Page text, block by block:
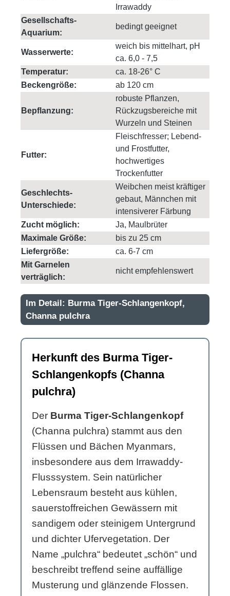
Irrawaddy
Gesellschafts-
Aquarium:
bedingt geeignet
Wasserwerte:
weich bis mittelhart, pH
ca. 6,0 - 7,5
Temperatur:
ca. 18-26° C
Beckengröße:
ab 120 cm
Bepflanzung:
robuste Pflanzen,
Rückzugsbereiche mit
Wurzeln und Steinen
Futter:
Fleischfresser; Lebend-
und Frostfutter,
hochwertiges
Trockenfutter
Geschlechts-
Unterschiede:
Weibchen meist kräftiger
gebaut, Männchen mit
intensiverer Färbung
Zucht möglich:
Ja, Maulbrüter
Maximale Größe:
bis zu 25 cm
Liefergröße:
ca. 6-7 cm
Mit Garnelen
verträglich:
nicht empfehlenswert
Im Detail: Burma Tiger-Schlangenkopf,
Channa pulchra
Herkunft des Burma Tiger-
Schlangenkopfs (Channa
pulchra)
Der Burma Tiger-Schlangenkopf
(Channa pulchra) stammt aus den
Flüssen und Bächen Myanmars,
insbesondere aus dem Irrawaddy-
Flusssystem. Sein natürlicher
Lebensraum besteht aus kühlen,
sauerstoffreichen Gewässern mit
sandigem oder steinigem Untergrund
und dichter Ufervegetation. Der
Name „pulchra“ bedeutet „schön“ und
beschreibt treffend seine auffällige
Musterung und glänzende Flossen.